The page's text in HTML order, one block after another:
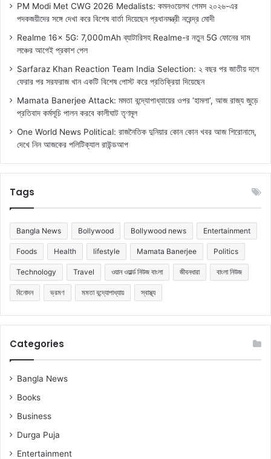
PM Modi Met CWG 2026 Medalists: কমনওয়েলথ গেমস ২০২৬-এর
পদকজয়ীদের সঙ্গে দেখা করে বিশেষ বার্তা দিয়েছেন প্রধানমন্ত্রী নরেন্দ্র মোদী
Realme 16x 5G: 7,000mAh ব্যাটারিসহ Realme-র নতুন 5G ফোনের দাম
লঞ্চের আগেই প্রকাশ পেল
Sarfaraz Khan Reaction Team India Selection: ২ বছর পর জাতীয় দলে
ফেরার পর সরফরাজ খান একটি বিশেষ পোস্ট করে প্রতিক্রিয়া দিয়েছেন
Mamata Banerjee Attack: মমতা বন্দ্যোপাধ্যায়ের ওপর ‘হামলা’, আজ রাজ্য জুড়ে
প্রতিবাদ কর্মসূচি পালন করবে কালীঘাট তৃণমূল
One World News Political: রাজনৈতিক দুনিয়ার কোন কোন খবর আজ শিরোনামে,
দেখে নিন আজকের পলিটিক্যাল রাউন্ডআপ
Tags
Bangla News Bollywood Bollywood news Entertainment
Foods Health lifestyle Mamata Banerjee Politics
Technology Travel ওয়ান ওয়ার্ল্ড নিউজ বাংলা জীবনধারা বাংলা নিউজ
বিনোদন ভ্রমণ মমতা বন্দ্যোপাধ্যায় স্বাস্থ্য
Categories
Bangla News
Books
Business
Durga Puja
Entertainment